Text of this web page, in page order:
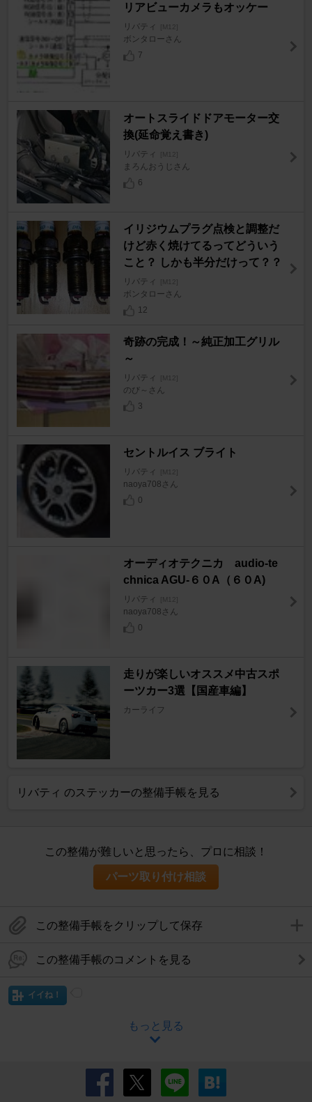
リアビューカメラもオッケー
リバティ [M12]
ボンタローさん
7
オートスライドドアモーター交
換(延命覚え書き)
リバティ [M12]
まろんおうじさん
6
イリジウムプラグ点検と調整だ
けど赤く焼けてるってどういう
こと？ しかも半分だけって？？
リバティ [M12]
ボンタローさん
12
奇跡の完成！～純正加工グリル
～
リバティ [M12]
のび～さん
3
セントルイス ブライト
リバティ [M12]
naoya708さん
0
オーディオテクニカ audio-te
chnica AGU-６０A（６０A)
リバティ [M12]
naoya708さん
0
走りが楽しいオススメ中古スポ
ーツカー3選【国産車編】
カーライフ
リバティ のステッカーの整備手帳を見る
この整備が難しいと思ったら、プロに相談！
パーツ取り付け相談
この整備手帳をクリップして保存
この整備手帳のコメントを見る
イイね！
もっと見る